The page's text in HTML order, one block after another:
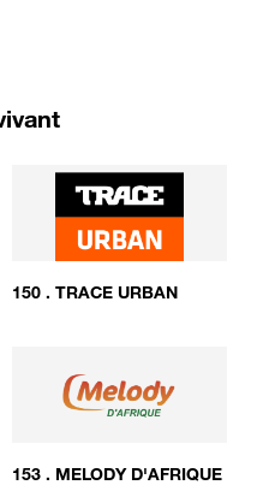
150 . TRACE URBAN
153 . MELODY D'AFRIQUE